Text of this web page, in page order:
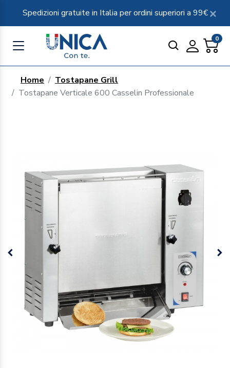
Spedizioni gratuite in Italia per ordini superiori a 99€
0
Home
Tostapane Grill
Tostapane Verticale 600 Casselin Professionale